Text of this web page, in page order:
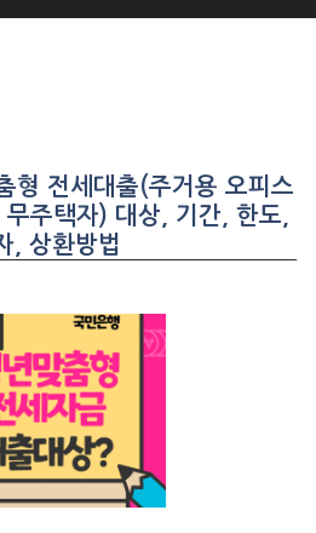
형 전세대출(주거용 오피스
주택자) 대상, 기간, 한도,
, 상환방법